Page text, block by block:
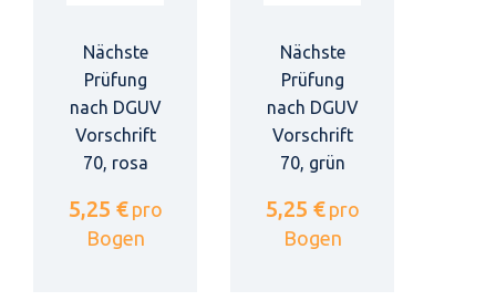
Nächste
Prüfung
nach DGUV
Vorschrift
70, rosa
5,25 € pro
Bogen
Nächste
Prüfung
nach DGUV
Vorschrift
70, grün
5,25 € pro
Bogen